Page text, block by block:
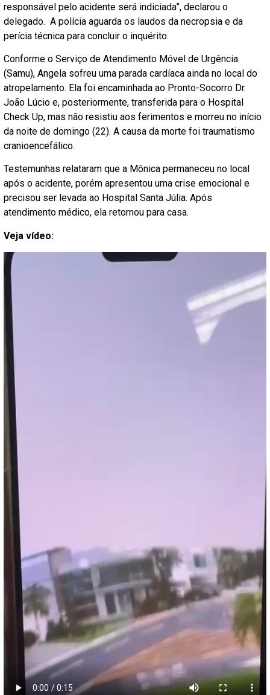
responsável pelo acidente será indiciada”, declarou o
delegado. A polícia aguarda os laudos da necropsia e da
perícia técnica para concluir o inquérito.
Conforme o Serviço de Atendimento Móvel de Urgência
(Samu), Angela sofreu uma parada cardíaca ainda no local do
atropelamento. Ela foi encaminhada ao Pronto-Socorro Dr.
João Lúcio e, posteriormente, transferida para o Hospital
Check Up, mas não resistiu aos ferimentos e morreu no início
da noite de domingo (22). A causa da morte foi traumatismo
cranioencefálico.
Testemunhas relataram que a Mônica permaneceu no local
após o acidente, porém apresentou uma crise emocional e
precisou ser levada ao Hospital Santa Júlia. Após
atendimento médico, ela retornou para casa.
Veja vídeo: